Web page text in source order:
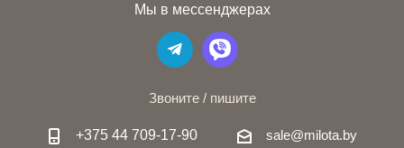
Мы в мессенджерах
Звоните / пишите
+375 44 709-17-90 sale@milota.by